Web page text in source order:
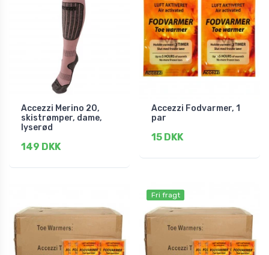
Accezzi Merino 20,
skistrømper, dame,
lyserød
149 DKK
Accezzi Fodvarmer, 1
par
15 DKK
Fri fragt